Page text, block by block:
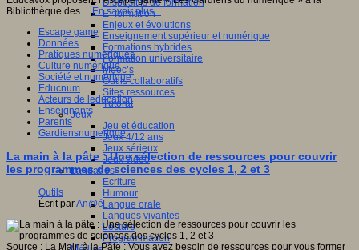
Dispositifs de formation
E- formation
Enjeux et évolutions
Enseignement supérieur et numérique
Formations hybrides
Formation universitaire
Mooc’s
Outils collaboratifs
Sites ressources
Tutorat
Jeux
Jeu et éducation
Jeux 4/12 ans
Jeux sérieux
Jeux vidéo
Langages
Ecriture
Humour
Langue orale
Langues vivantes
Lecture
Programmation
Bibliothèque des…En savoir plus...
Escape game
Données
Pratiques numériques
Culture numérique
Société et numérique
Educnum
Acteurs de leducation
Enseignants
Parents
Gardiensnumerique
La main à la pâte : Une sélection de ressources pour couvrir
les programmes de sciences des cycles 1, 2 et 3
Outils
Écrit parAn@é
Source : La Main à la Pâte : Vous avez besoin de ressources pour vous former